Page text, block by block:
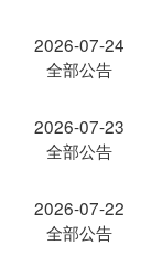
2026-07-24
全部公告
2026-07-23
全部公告
2026-07-22
全部公告